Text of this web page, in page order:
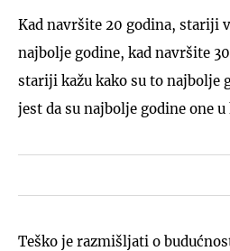
Kad navršite 20 godina, stariji
najbolje godine, kad navršite
stariji kažu kako su to najbolje
jest da su najbolje godine one
Teško je razmišljati o